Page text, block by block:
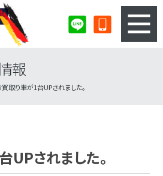
報
買取り車が1台UPされました。
UPされました。